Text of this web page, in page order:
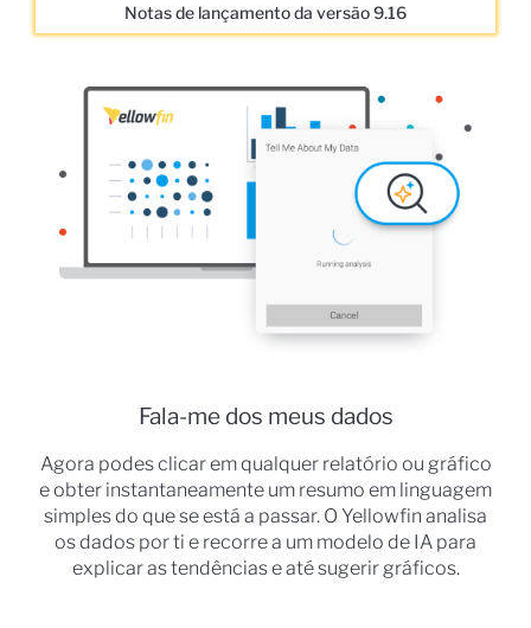
Notas de lançamento da versão 9.16
Fala-me dos meus dados
Agora podes clicar em qualquer relatório ou gráfico
e obter instantaneamente um resumo em linguagem
simples do que se está a passar. O Yellowfin analisa
os dados por ti e recorre a um modelo de IA para
explicar as tendências e até sugerir gráficos.